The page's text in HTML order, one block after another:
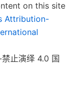
on this site
Attribution-
止演绎 4.0 国